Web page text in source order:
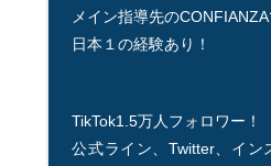
メイン指導先のCONFIANZA
日本１の経験あり！
TikTok1.5万人フォロワー！
公式ライン、Twitter、イン